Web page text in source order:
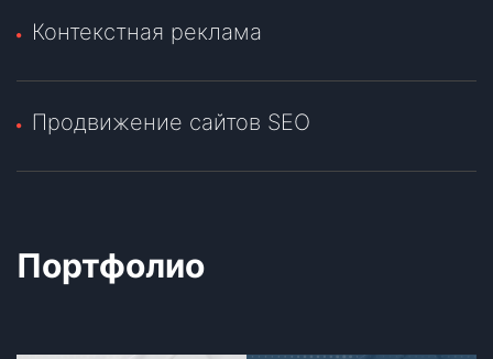
Контекстная реклама
Продвижение сайтов SEO
Портфолио